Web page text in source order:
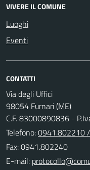
VIVERE IL COMUNE
Luoghi
Eventi
CONTATTI
Via degli Uffici
98054 Furnari (ME)
C.F. 83000890836 -
Telefono:0941.802210
Fax: 0941.802240
E-mail: